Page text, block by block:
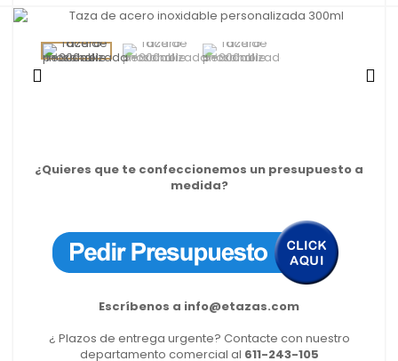
¿Quieres que te confeccionemos un presupuesto a
medida?
Escríbenos a info@etazas.com
¿ Plazos de entrega urgente? Contacte con nuestro
departamento comercial al 611-243-105